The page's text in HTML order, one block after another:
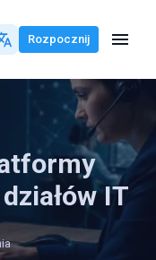
Rozpocznij
IT